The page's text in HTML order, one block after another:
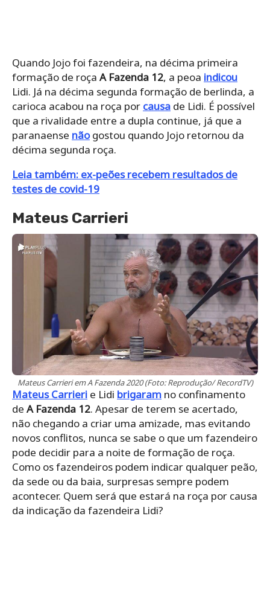
Quando Jojo foi fazendeira, na décima primeira
formação de roça A Fazenda 12, a peoa indicou
Lidi. Já na décima segunda formação de berlinda, a
carioca acabou na roça por causa de Lidi. É possível
que a rivalidade entre a dupla continue, já que a
paranaense nãogostou quando Jojo retornou da
décima segunda roça.
Leia também: ex-peões recebem resultados de
testes de covid-19
Mateus Carrieri
Mateus Carrieri em A Fazenda 2020 (Foto: Reprodução/ RecordTV)
Mateus Carrieri e Lidi brigaram no confinamento
de A Fazenda 12. Apesar de terem se acertado,
não chegando a criar uma amizade, mas evitando
novos conflitos, nunca se sabe o que um fazendeiro
pode decidir para a noite de formação de roça.
Como os fazendeiros podem indicar qualquer peão,
da sede ou da baia, surpresas sempre podem
acontecer. Quem será que estará na roça por causa
da indicação da fazendeira Lidi?